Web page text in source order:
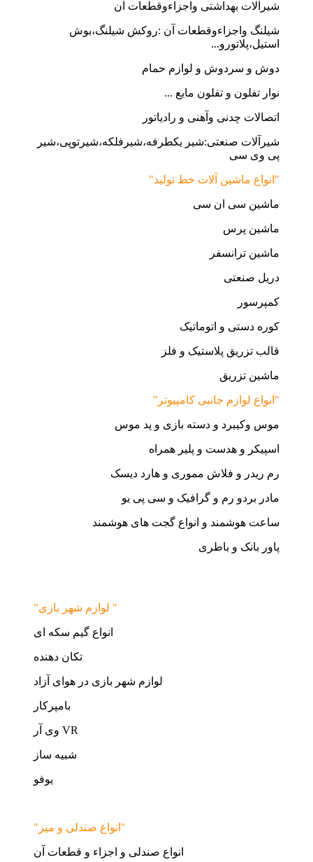
شیرآلات بهداشتی واجزاءوقطعات آن
شیلنگ واجزاءوقطعات آن :روکش شیلنگ،بوش
استیل،پلاتورو...
دوش و سردوش و لوازم حمام
نوار تفلون و تفلون مایع ...
اتصالات چدنی وآهنی و رادیاتور
شیرآلات صنعتی:شیر یکطرفه،شیرفلکه،شیرتوپی،شیر
پی وی سی
"انواع ماشین آلات خط تولید"
ماشین سی ان سی
ماشین پرس
ماشین ترانسفر
دریل صنعتی
کمپرسور
کوره دستی و اتوماتیک
قالب تزریق پلاستیک و فلز
ماشین تزریق
"انواع لوازم جانبی کامپیوتر"
موس وکیبرد و دسته بازی و پد موس
اسپیکر و هدست و پلیر همراه
رم ریدر و فلاش مموری و هارد دیسک
مادر بردو رم و گرافیک و سی پی یو
ساعت هوشمند و انواع گجت های هوشمند
پاور بانک و باطری
"لوازم شهر بازی "
انواع گیم سکه ای
تکان دهنده
لوازم شهر بازی در هوای آزاد
بامپرکار
وی آر VR
شبیه ساز
یوفو
"انواع صندلی و میز"
انواع صندلی و اجزاء و قطعات آن